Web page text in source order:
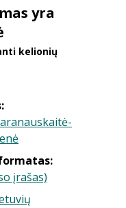
yra
kelionių
įrašas)